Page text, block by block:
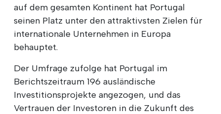
auf dem gesamten Kontinent hat Portugal
seinen Platz unter den attraktivsten Zielen für
internationale Unternehmen in Europa
behauptet.
Der Umfrage zufolge hat Portugal im
Berichtszeitraum 196 ausländische
Investitionsprojekte angezogen, und das
Vertrauen der Investoren in die Zukunft des